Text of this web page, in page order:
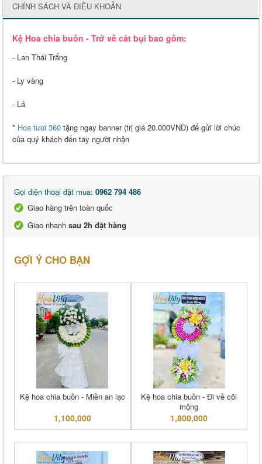
CHÍNH SÁCH VÀ ĐIỀU KHOẢN
Kệ Hoa chia buồn - Trở về cát bụi bao gồm:
- Lan Thái Trắng
- Ly vàng
- Lá
* Hoa tươi 360 tặng ngay banner (trị giá 20.000VND) để gửi lời chúc
của quý khách đến tay người nhận
Gọi điện thoại đặt mua: 0962 794 486
Giao hàng trên toàn quốc
Giao nhanh sau 2h đặt hàng
GỢI Ý CHO BẠN
Kệ hoa chia buồn - Miền an lạc
1,100,000
Kệ hoa chia buồn - Đi về cõi
mộng
1,800,000